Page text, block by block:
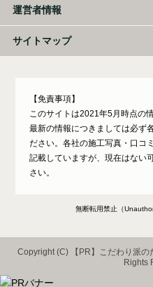
運営者情報
サイトマップ
【免責事項】
このサイトは2021年5月時点の
最新の情報につきましては必ず
ださい。各社の施工写真・口コ
記載していますが、現在はない
さい。
無断転用禁止（
Copyright (C) こだわり派の
Rights